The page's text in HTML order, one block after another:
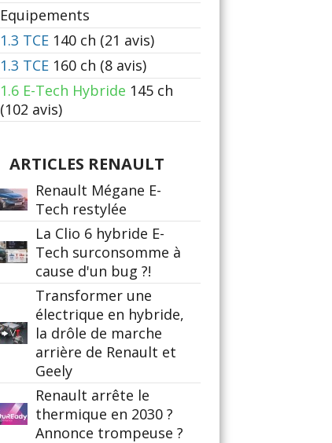
Equipements
1.3 TCE 140 ch (21 avis)
1.3 TCE 160 ch (8 avis)
1.6 E-Tech Hybride 145 ch
(102 avis)
ARTICLES RENAULT
Renault Mégane E-
Tech restylée
La Clio 6 hybride E-
Tech surconsomme à
cause d'un bug ?!
Transformer une
électrique en hybride,
la drôle de marche
arrière de Renault et
Geely
Renault arrête le
thermique en 2030 ?
Annonce trompeuse ?